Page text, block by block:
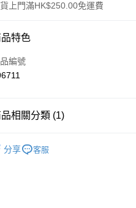
上門滿HK$250.00免運費
款方式
卡
特色
編號
相關分類 (1)
分享
客服